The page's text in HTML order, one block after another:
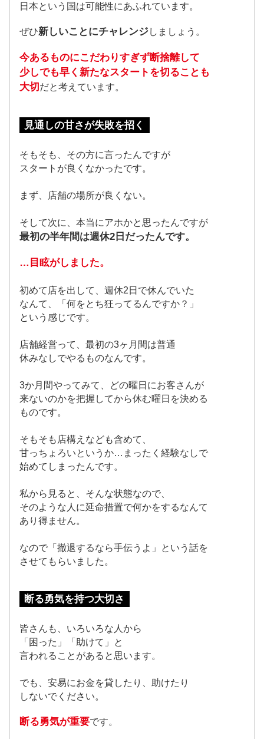
日本という国は可能性にあふれています。
ぜひ新しいことにチャレンジしましょう。
今あるものにこだわりすぎず断捨離して
少しでも早く新たなスタートを切ることも
大切 だと考えています。
見通しの甘さが失敗を招く
そもそも、その方に言ったんですが
スタートが良くなかったです。
まず、店舗の場所が良くない。
そして次に、本当にアホかと思ったんですが
最初の半年間は週休2日だったんです。
…目眩がしました。
初めて店を出して、週休2日で休んでいた
なんて、「何をとち狂ってるんですか？」
という感じです。
店舗経営って、最初の3ヶ月間は普通
休みなしでやるものなんです。
3か月間やってみて、どの曜日にお客さんが
来ないのかを把握してから休む曜日を決める
ものです。
そもそも店構えなども含めて、
甘っちょろいというか…まったく経験なしで
始めてしまったんです。
私から見ると、そんな状態なので、
そのような人に延命措置で何かをするなんて
あり得ません。
なので「撤退するなら手伝うよ」という話を
させてもらいました。
断る勇気を持つ大切さ
皆さんも、いろいろな人から
「困った」「助けて」と
言われることがあると思います。
でも、安易にお金を貸したり、助けたり
しないでください。
断る勇気が重要です。